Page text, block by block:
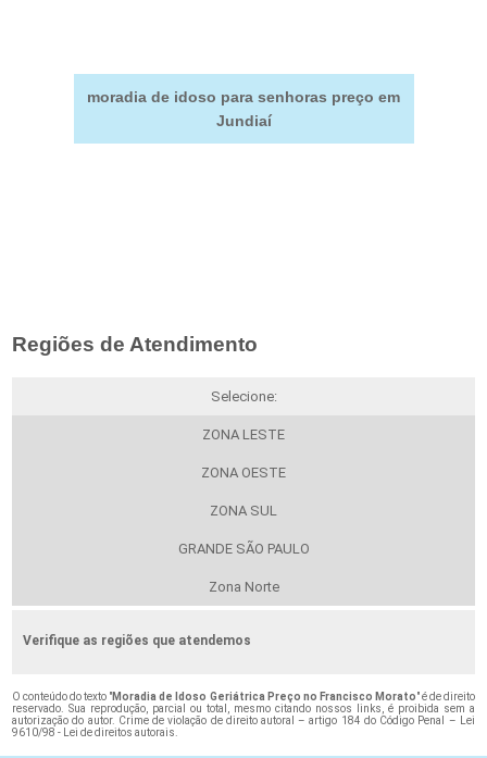
moradia de idoso para senhoras preço em
Jundiaí
Regiões de Atendimento
Selecione:
ZONA LESTE
ZONA OESTE
ZONA SUL
GRANDE SÃO PAULO
Zona Norte
Verifique as regiões que atendemos
O conteúdo do texto "Moradia de Idoso Geriátrica Preço no Francisco Morato" é de direito
reservado. Sua reprodução, parcial ou total, mesmo citando nossos links, é proibida sem a
autorização do autor. Crime de violação de direito autoral – artigo 184 do Código Penal –
Lei
9610/98 - Lei de direitos autorais